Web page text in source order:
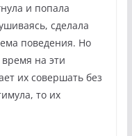
и попала
сделала
поведения. Но
на эти
их совершать без
то их